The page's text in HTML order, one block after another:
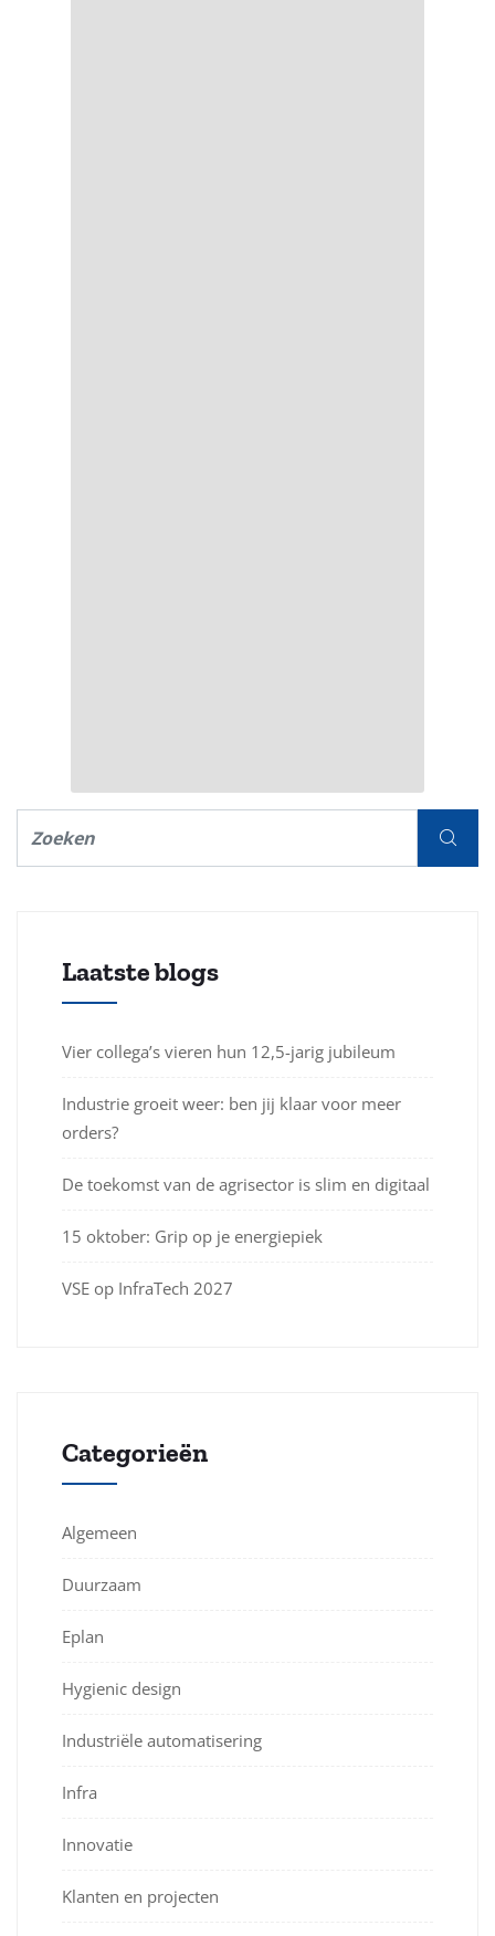
Laatste blogs
Vier collega’s vieren hun 12,5-jarig jubileum
Industrie groeit weer: ben jij klaar voor meer
orders?
De toekomst van de agrisector is slim en digitaal
15 oktober: Grip op je energiepiek
VSE op InfraTech 2027
Categorieën
Algemeen
Duurzaam
Eplan
Hygienic design
Industriële automatisering
Infra
Innovatie
Klanten en projecten